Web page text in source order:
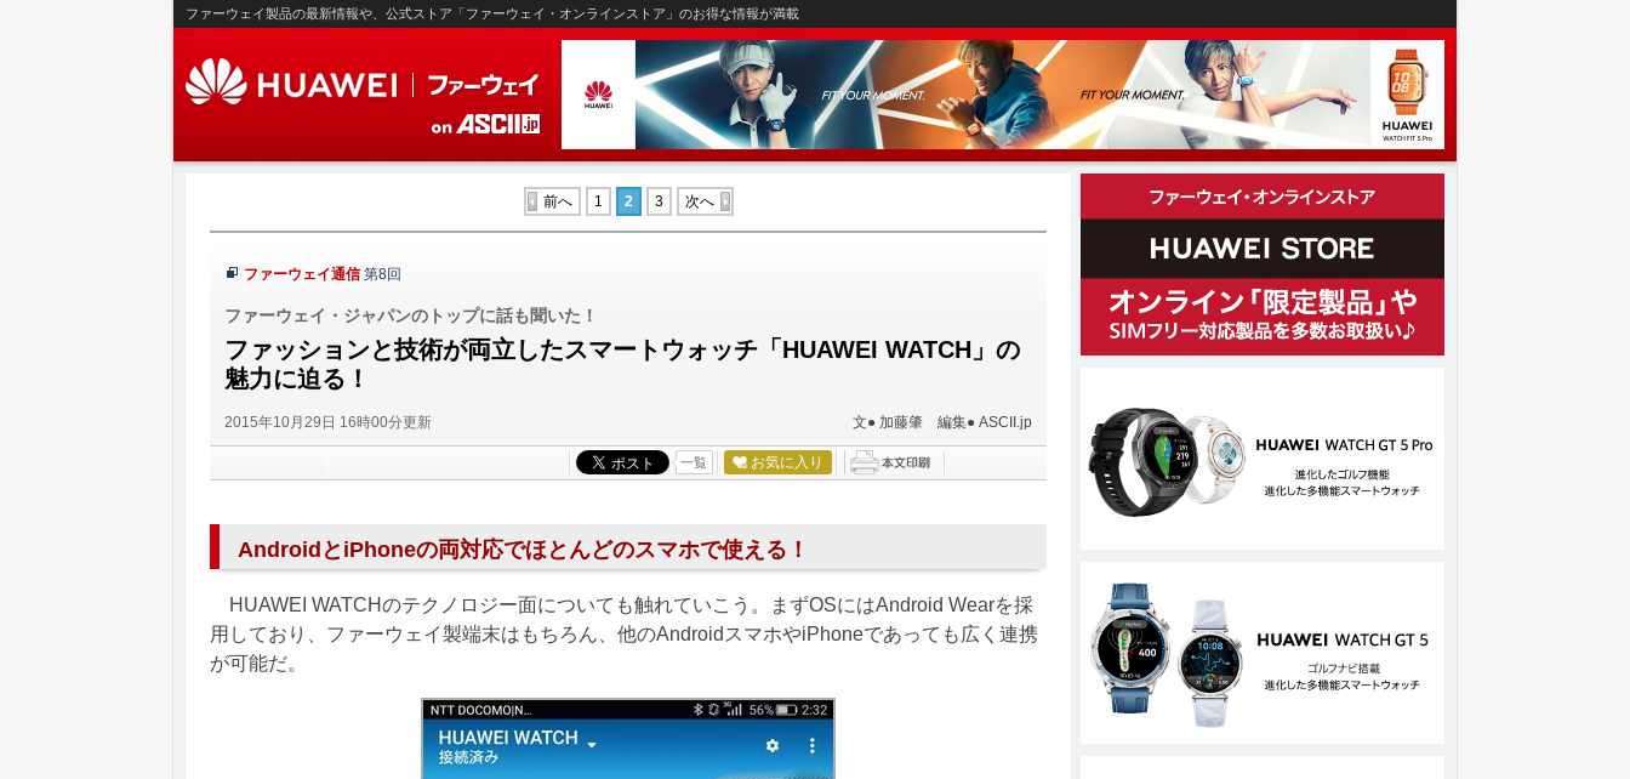
ファーウェイ製品の最新情報や、公式ストア「ファーウェイ・オンラインストア」のお得な情報が満載
前へ 1 2 3 次へ
ファーウェイ通信 第8回
ファーウェイ・ジャパンのトップに話も聞いた！
ファッションと技術が両立したスマートウォッチ「HUAWEI WATCH」の
魅力に迫る！
2015年10月29日 16時00分更新 文● 加藤肇 編集● ASCII.jp
一覧 お気に入り
AndroidとiPhoneの両対応でほとんどのスマホで使える！
HUAWEI WATCHのテクノロジー面についても触れていこう。まずOSにはAndroid Wearを採
用しており、ファーウェイ製端末はもちろん、他のAndroidスマホやiPhoneであっても広く連携
が可能だ。